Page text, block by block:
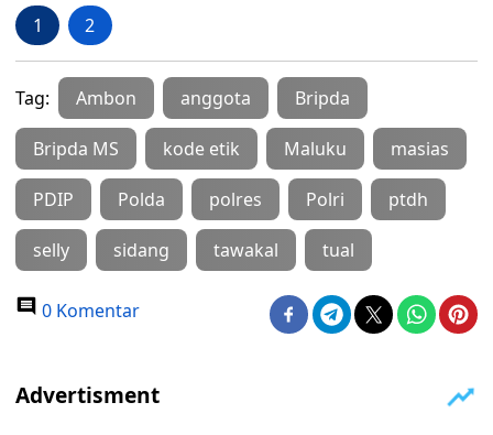
1 2
Tag: Ambon anggota Bripda
Bripda MS kode etik Maluku masias
PDIP Polda polres Polri ptdh
selly sidang tawakal tual
0 Komentar